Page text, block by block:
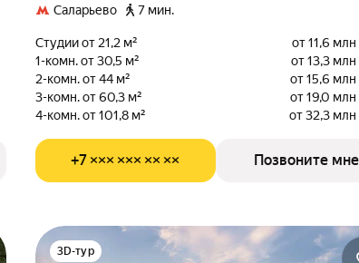
Саларьево
7 мин.
Студии от 21,2 м²
от 11,6 млн
1-комн. от 30,5 м²
от 13,3 млн
2-комн. от 44 м²
от 15,6 млн
3-комн. от 60,3 м²
от 19,0 млн
4-комн. от 101,8 м²
от 32,3 млн
+7 ××× ××× ×× ×× Позвоните мне
3D-тур